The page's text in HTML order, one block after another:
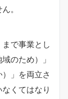
。
で事業とし
のため）」
」を両立さ
くてはなり